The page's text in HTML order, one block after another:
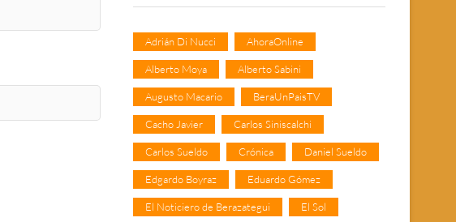
Adrián Di Nucci AhoraOnline
Alberto Moya Alberto Sabini
Augusto Macario BeraUnPaisTV
Cacho Javier Carlos Siniscalchi
Carlos Sueldo Crónica Daniel Sueldo
Edgardo Boyraz Eduardo Gómez
El Noticiero de Berazategui El Sol